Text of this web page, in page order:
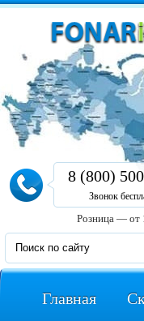
8 (800)
Звонок
Розница — от
Главная